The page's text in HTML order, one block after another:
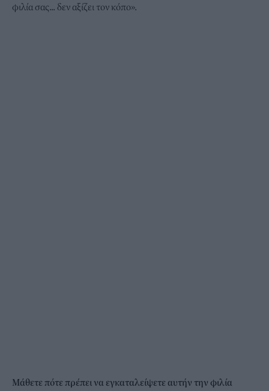
φιλία σας... δεν αξίζει τον κόπο».
Μάθετε πότε πρέπει να εγκαταλείψετε αυτήν την φιλία